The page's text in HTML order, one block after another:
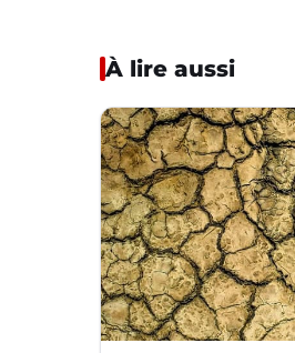
À lire aussi